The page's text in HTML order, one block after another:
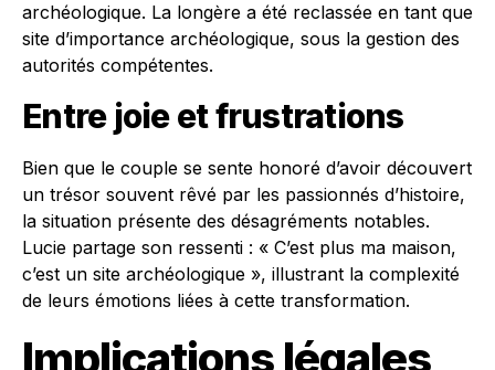
archéologique. La longère a été reclassée en tant que
site d’importance archéologique, sous la gestion des
autorités compétentes.
Entre joie et frustrations
Bien que le couple se sente honoré d’avoir découvert
un trésor souvent rêvé par les passionnés d’histoire,
la situation présente des désagréments notables.
Lucie partage son ressenti : « C’est plus ma maison,
c’est un site archéologique », illustrant la complexité
de leurs émotions liées à cette transformation.
Implications légales